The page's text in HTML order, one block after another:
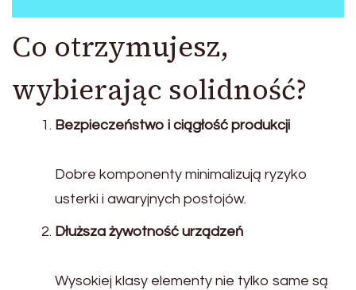
Co otrzymujesz,
wybierając solidność?
Bezpieczeństwo i ciągłość produkcji
Dobre komponenty minimalizują ryzyko
usterki i awaryjnych postojów.
Dłuższa żywotność urządzeń
Wysokiej klasy elementy nie tylko same są